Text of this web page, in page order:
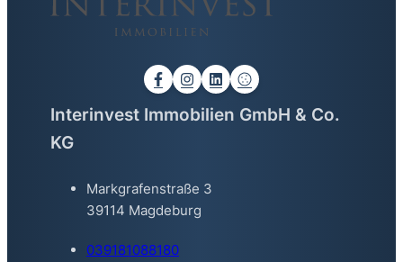
Interinvest Immobilien GmbH & Co.
KG
Markgrafenstraße 3
39114 Magdeburg
039181088180